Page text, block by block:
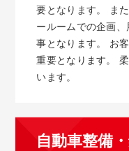
要となります。 ま
ールームでの企画
事となります。 お
重要となります。
います。
自動車整備